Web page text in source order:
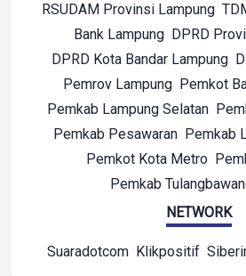
RSUDAM Provinsi Lampung
Bank Lampung DPRD
DPRD Kota Bandar Lampung
Pemrov Lampung Pemkot
Pemkab Lampung Selatan
Pemkab Pesawaran Pemkab
Pemkot Kota Metro
Pemkab
NETWORK
Suaradotcom Klikpositif